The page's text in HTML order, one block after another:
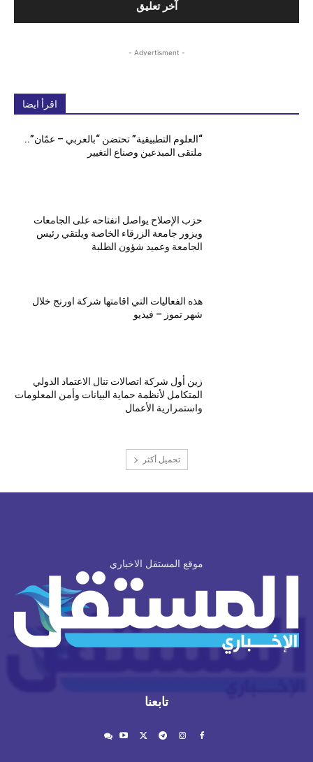
- Advertisment -
اقرأ ايضا
“العلوم التطبيقية” تحتضن “بالعربي – عمّان”..
ملتقى المبدعين وصناع التغيير
حزب الإصلاح يواصل انفتاحه على الجامعات
ويزور جامعة الزرقاء الخاصة ويلتقي رئيس
الجامعة وعميد شؤون الطلبة
هذه الفعاليات التي اقامتها شركة اورنج خلال
شهر تموز – فيديو
زين أول شركة اتصالات تنال الاعتماد الدولي
المتكامل لأنظمة حماية البيانات وأمن المعلومات
واستمرارية الأعمال
تحميل أكثر
موقع المستقل الاخباري
تابعنا